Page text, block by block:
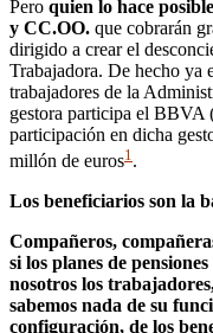
Pero quien lo hace
y CC.OO. que cobrarán
dirigido a crear el
Trabajadora. De hecho ya
trabajadores de la
gestora participa el
participación en dicha
millón de euros1 .
Los beneficiarios son la
Compañeros,
si los planes de
nosotros los
sabemos nada de su
configuración, de los